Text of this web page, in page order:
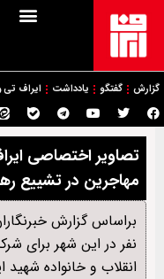
گزارش گفتگو یادداشت ایراف
تصاویر اختصاصی
مهاجرین در تشییع
براساس گزارش
نفر در این شهر برای
انقلاب و خانواده